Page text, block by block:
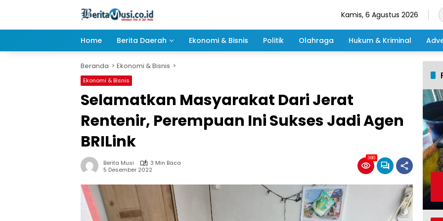
Kamis, 6 Agustus 2026
Home Berita Daerah Ekonomi & Bisnis Politik Olahraga Hukum & Kriminal
Beranda Ekonomi & Bisnis
Ekonomi & Bisnis
Selamatkan Masyarakat Dari Jerat
Rentenir, Perempuan Ini Sukses Jadi Agen
BRILink
Berita Musi
3 Min Baca
5 Desember 2022
380